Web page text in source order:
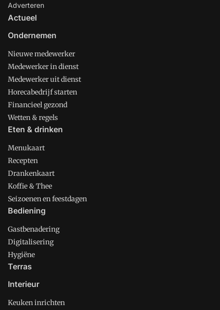
Adverteren
Actueel
Ondernemen
Nieuwe medewerker
Medewerker in dienst
Medewerker uit dienst
Horecabedrijf starten
Financieel gezond
Wetten & regels
Eten & drinken
Menukaart
Recepten
Drankenkaart
Koffie & Thee
Seizoenen en feestdagen
Bediening
Gastbenadering
Digitalisering
Hygiëne
Terras
Interieur
Keuken inrichten